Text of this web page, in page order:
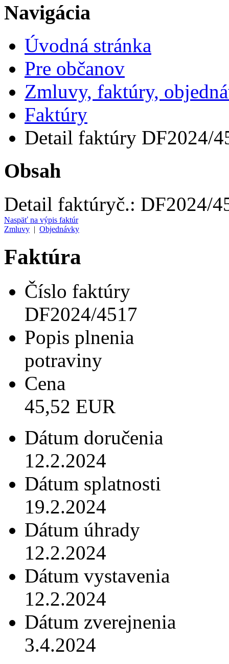
Navigácia
Úvodná stránka
Pre občanov
Zmluvy, faktúry,
Faktúry
Detail faktúry DF2024/
Obsah
Detail faktúryč.: DF2024/
Naspäť na výpis faktúr
Zmluvy | Objednávky
Faktúra
Číslo faktúry
DF2024/4517
Popis plnenia
potraviny
Cena
45,52 EUR
Dátum doručenia
12.2.2024
Dátum splatnosti
19.2.2024
Dátum úhrady
12.2.2024
Dátum vystavenia
12.2.2024
Dátum zverejnenia
3.4.2024